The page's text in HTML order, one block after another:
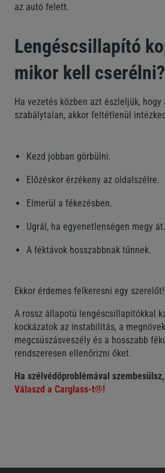
az autó felett.
Lengéscsillapító
mikor kell cserélni?
Ha vezetés közben azt észleljük,
szabálytalan, akkor feltétlenül
Kezd jobban görbülni.
Előzéskor érzékeny az oldalszélre.
Elmerül a fékezésben.
Ugrál, ha egyenetlenségen megy át.
A féktávok hosszabbnak tűnnek.
Ekkor érdemes felkeresni egy szerelőt!
A rossz állapotú lengéscsillapítókkal
kockázatok az instabilitás, a
megcsúszásveszély és a hosszabb
rendszeresen ellenőrizni őket.
Ha szélvédőproblémával
Válaszd a Carglass-t®!